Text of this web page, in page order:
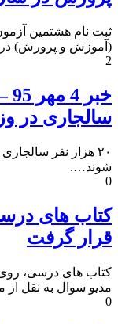
ثبت نام هشتمین
(آموزش و پرورش) در
2
سالجاری در
۲۰ هزار نفر
شوند….
0
کتاب های
قرار گرفت
کتاب های درسی،
مدیو سوال به نقل
0